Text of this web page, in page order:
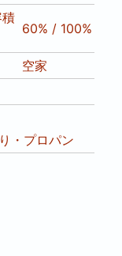
60% / 100%
空家
・プロパン